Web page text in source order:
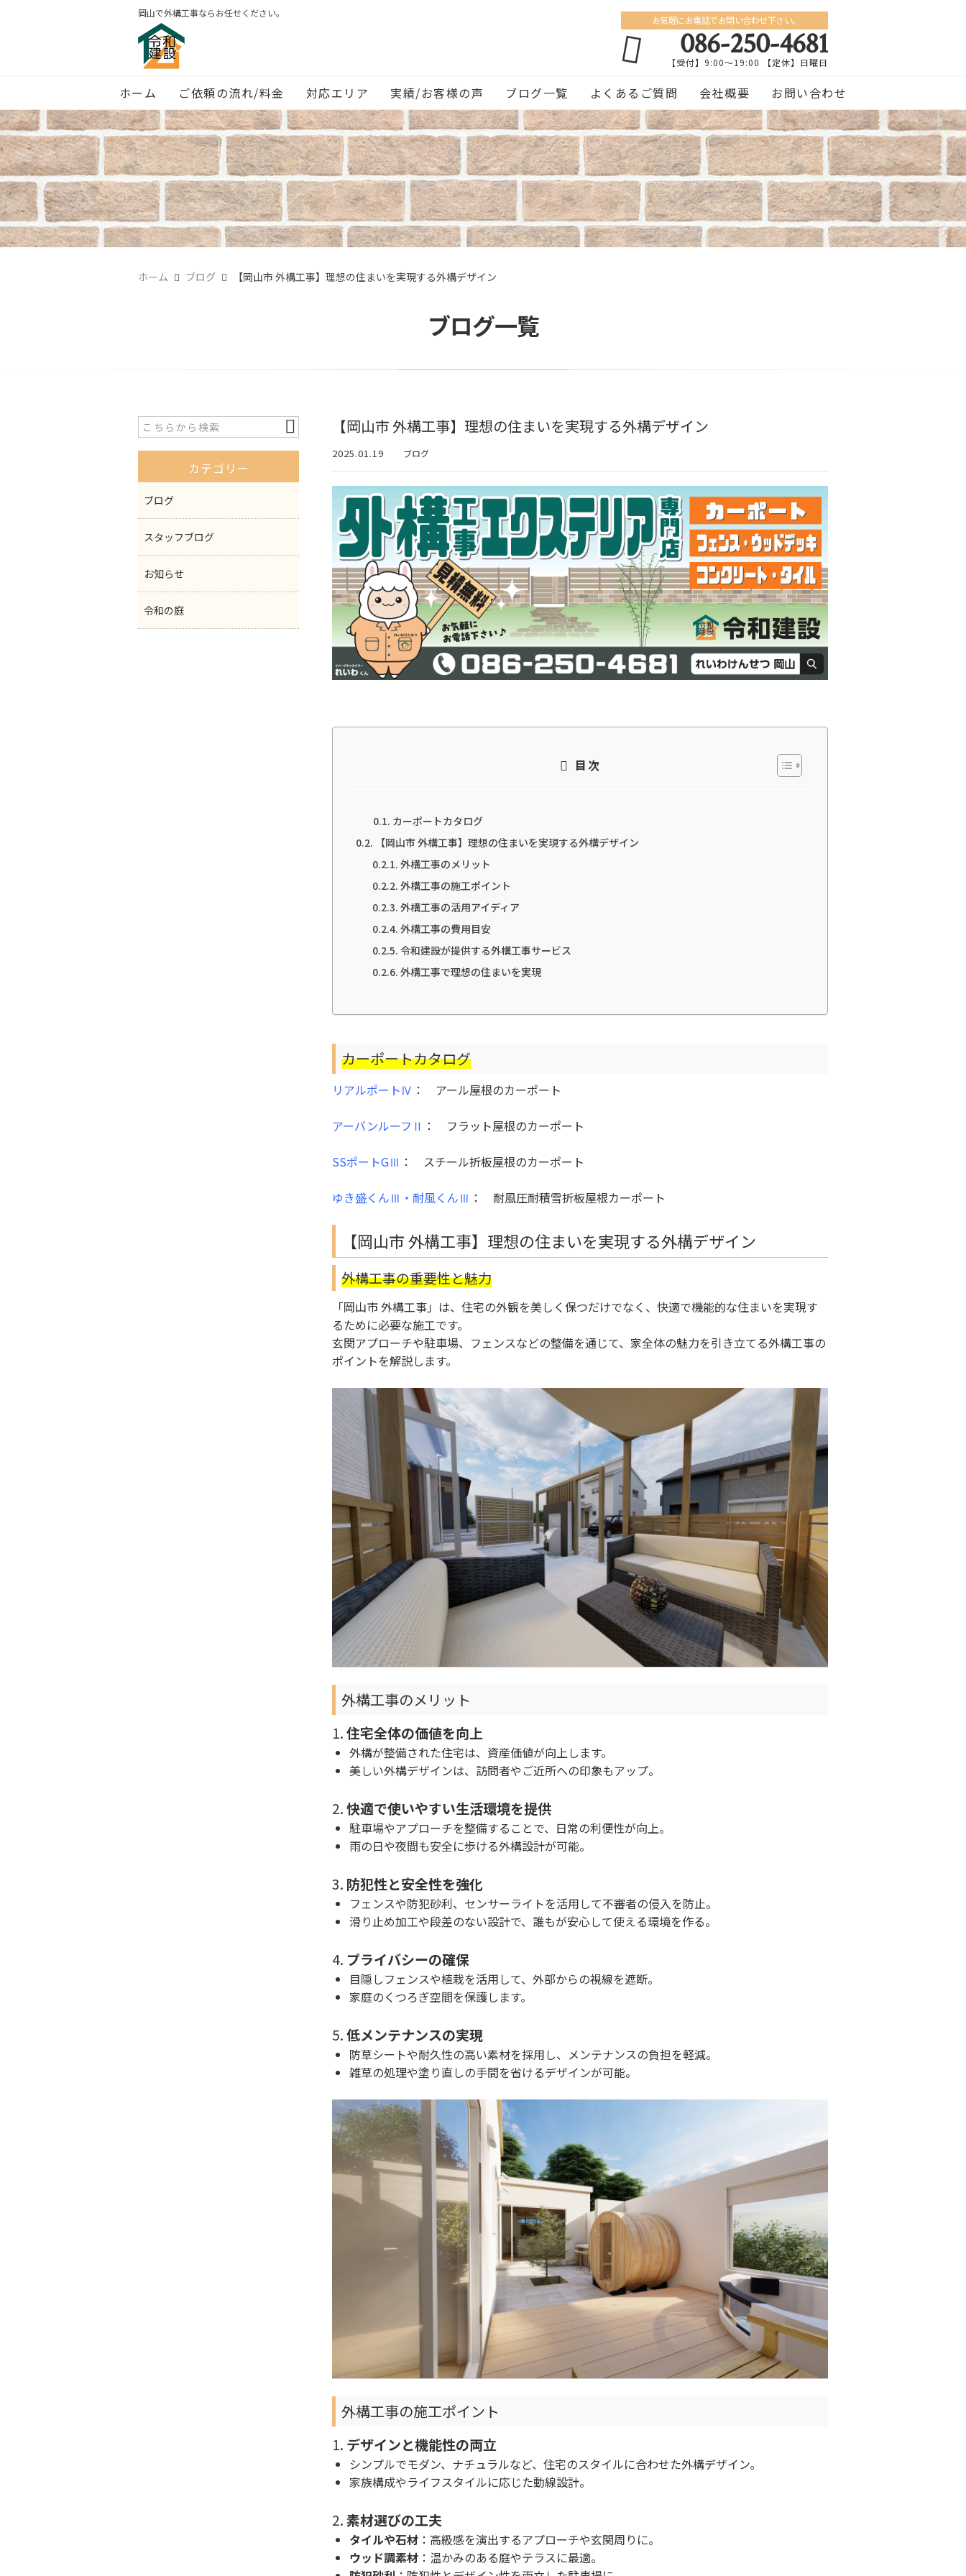
岡山で外構工事ならお任せください。
お気軽にお電話でお問い合わせ下さい。
086-250-4681
【受付】9:00〜19:00 【定休】日曜日
ホーム ご依頼の流れ/料金 対応エリア 実績/お客様の声 ブログ一覧 よくあるご質問 会社概要 お問い合わせ
ホーム ブログ 【岡山市 外構工事】理想の住まいを実現する外構デザイン
ブログ一覧
【岡山市 外構工事】理想の住まいを実現する外構デザイン
2025.01.19 ブログ
目次
カーポートカタログ
【岡山市 外構工事】理想の住まいを実現する外構デザイン
外構工事のメリット
外構工事の施工ポイント
外構工事の活用アイディア
外構工事の費用目安
令和建設が提供する外構工事サービス
外構工事で理想の住まいを実現
カーポートカタログ
リアルポートⅣ ： アール屋根のカーポート
アーバンルーフⅡ ： フラット屋根のカーポート
SSポートGⅢ ： スチール折板屋根のカーポート
ゆき盛くんⅢ・耐風くんⅢ ： 耐風圧耐積雪折板屋根カーポート
【岡山市 外構工事】理想の住まいを実現する外構デザイン
外構工事の重要性と魅力
「岡山市 外構工事」は、住宅の外観を美しく保つだけでなく、快適で機能的な住まいを実現す
るために必要な施工です。
玄関アプローチや駐車場、フェンスなどの整備を通じて、家全体の魅力を引き立てる外構工事の
ポイントを解説します。
外構工事のメリット
1.住宅全体の価値を向上
外構が整備された住宅は、資産価値が向上します。
美しい外構デザインは、訪問者やご近所への印象もアップ。
2.快適で使いやすい生活環境を提供
駐車場やアプローチを整備することで、日常の利便性が向上。
雨の日や夜間も安全に歩ける外構設計が可能。
3. 防犯性と安全性を強化
フェンスや防犯砂利、センサーライトを活用して不審者の侵入を防止。
滑り止め加工や段差のない設計で、誰もが安心して使える環境を作る。
4. プライバシーの確保
目隠しフェンスや植栽を活用して、外部からの視線を遮断。
家庭のくつろぎ空間を保護します。
5.低メンテナンスの実現
防草シートや耐久性の高い素材を採用し、メンテナンスの負担を軽減。
雑草の処理や塗り直しの手間を省けるデザインが可能。
外構工事の施工ポイント
1. デザインと機能性の両立
シンプルでモダン、ナチュラルなど、住宅のスタイルに合わせた外構デザイン。
家族構成やライフスタイルに応じた動線設計。
2.素材選びの工夫
タイルや石材 ：高級感を演出するアプローチや玄関周りに。
ウッド調素材 ：温かみのある庭やテラスに最適。
カテゴリー
ブログ
スタッフブログ
お知らせ
令和の庭